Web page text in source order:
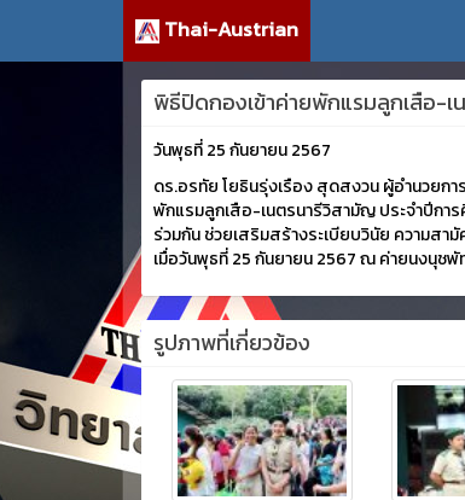
Thai-Austrian
พิธีปิดกองเข้าค่ายพักแรมลูกเสือ-เ
วันพุธที่ 25 กันยายน 2567
ดร.อรทัย โยธินรุ่งเรือง สุดสงวน ผู้อำนวยก
พักแรมลูกเสือ-เนตรนารีวิสามัญ ประจำปีกา
ร่วมกัน ช่วยเสริมสร้างระเบียบวินัย ความส
เมื่อวันพุธที่ 25 กันยายน 2567 ณ ค่ายนงนุช
รูปภาพที่เกี่ยวข้อง